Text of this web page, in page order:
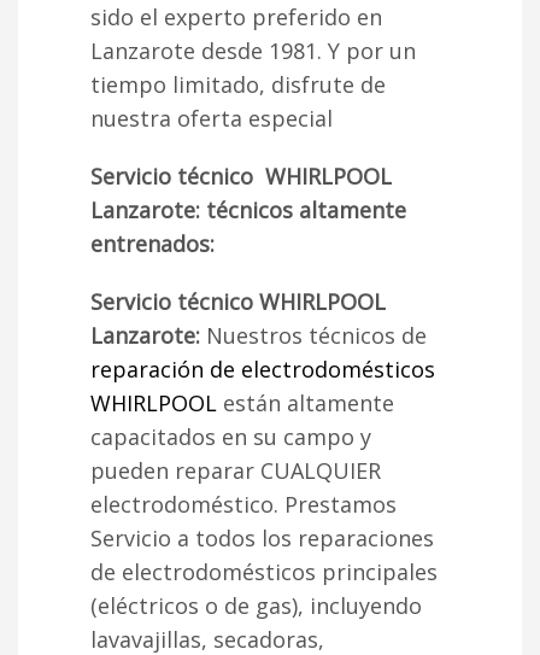
sido el experto preferido en
Lanzarote desde 1981. Y por un
tiempo limitado, disfrute de
nuestra oferta especial
Servicio técnico WHIRLPOOL
Lanzarote: técnicos altamente
entrenados:
Servicio técnico WHIRLPOOL
Lanzarote: Nuestros técnicos de
reparación de electrodomésticos
WHIRLPOOL están altamente
capacitados en su campo y
pueden reparar CUALQUIER
electrodoméstico. Prestamos
Servicio a todos los reparaciones
de electrodomésticos principales
(eléctricos o de gas), incluyendo
lavavajillas, secadoras,